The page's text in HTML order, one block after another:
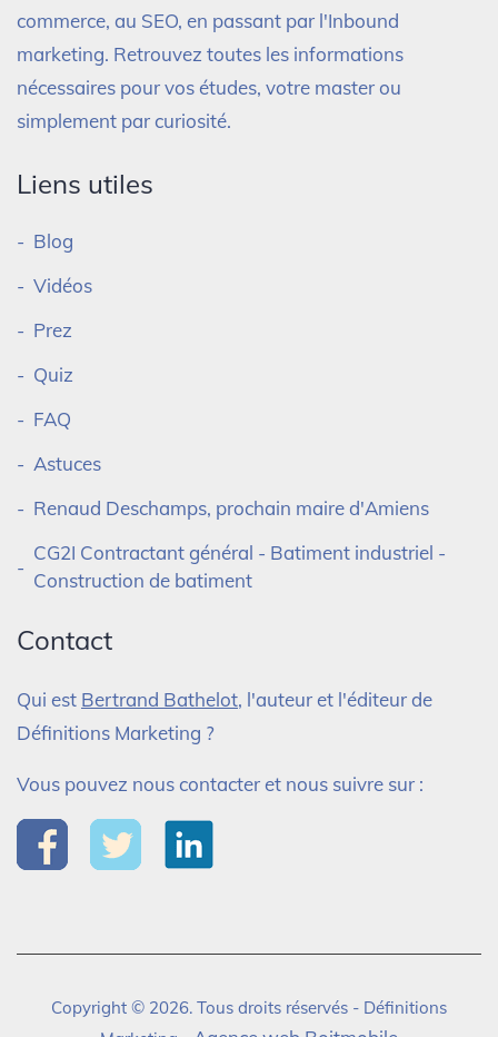
commerce, au SEO, en passant par l'Inbound
marketing. Retrouvez toutes les informations
nécessaires pour vos études, votre master ou
simplement par curiosité.
Liens utiles
Blog
Vidéos
Prez
Quiz
FAQ
Astuces
Renaud Deschamps, prochain maire d'Amiens
CG2I Contractant général - Batiment industriel -
Construction de batiment
Contact
Qui est Bertrand Bathelot, l'auteur et l'éditeur de
Définitions Marketing ?
Vous pouvez nous contacter et nous suivre sur :
Copyright © 2026. Tous droits réservés - Définitions